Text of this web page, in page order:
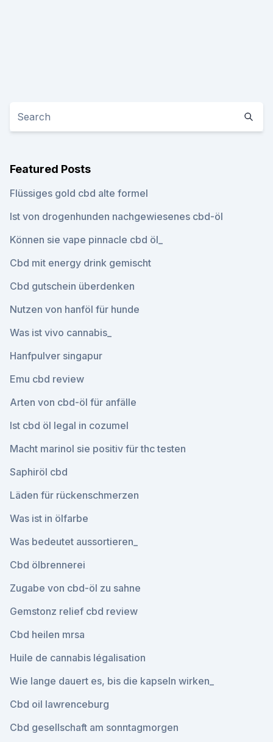
Featured Posts
Flüssiges gold cbd alte formel
Ist von drogenhunden nachgewiesenes cbd-öl
Können sie vape pinnacle cbd öl_
Cbd mit energy drink gemischt
Cbd gutschein überdenken
Nutzen von hanföl für hunde
Was ist vivo cannabis_
Hanfpulver singapur
Emu cbd review
Arten von cbd-öl für anfälle
Ist cbd öl legal in cozumel
Macht marinol sie positiv für thc testen
Saphiröl cbd
Läden für rückenschmerzen
Was ist in ölfarbe
Was bedeutet aussortieren_
Cbd ölbrennerei
Zugabe von cbd-öl zu sahne
Gemstonz relief cbd review
Cbd heilen mrsa
Huile de cannabis légalisation
Wie lange dauert es, bis die kapseln wirken_
Cbd oil lawrenceburg
Cbd gesellschaft am sonntagmorgen